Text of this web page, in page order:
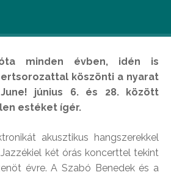
minden évben, idén is
köszönti a nyarat
június 6. és 28. között
estéket ígér.
akusztikus hangszerekkel
két órás koncerttel tekint
évre. A Szabó Benedek és a